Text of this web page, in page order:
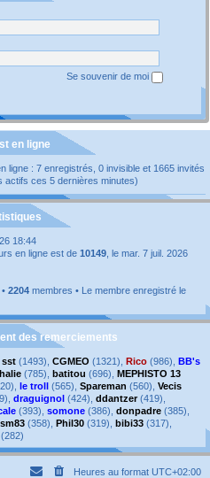
Se souvenir de moi
en ligne
ligne : 7 enregistrés, 0 invisible et 1665 invités
actifs ces 5 dernières minutes)
18:44
en ligne est de 10149 , le mar. 7 juil. 2026
2204 membres • Le membre enregistré le
des remerciements
sst (1493), CGMEO (1321), Rico (986), BB's
(785), batitou (696), MEPHISTO 13
le troll (565), Spareman (560), Vecis
draguignol (424), ddantzer(419),
(393), somone (386), donpadre (385),
(358), Phil30 (319), bibi33 (317),
(282)
Heures au format UTC+02:00